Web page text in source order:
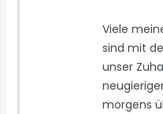
Viele
sind mit
unser
morgens